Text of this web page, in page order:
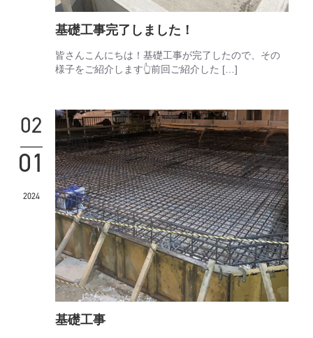
基礎工事完了しました！
皆さんこんにちは！基礎工事が完了したので、その
様子をご紹介します👆前回ご紹介した […]
02
01
2024
基礎工事